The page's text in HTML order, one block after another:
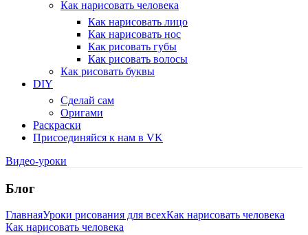
Как нарисовать человека
Как нарисовать лицо
Как нарисовать нос
Как рисовать губы
Как рисовать волосы
Как рисовать буквы
DIY
Сделай сам
Оригами
Раскраски
Присоединяйся к нам в VK
Видео-уроки
Блог
ГлавнаяУроки рисования для всехКак нарисовать человека
Как нарисовать человека